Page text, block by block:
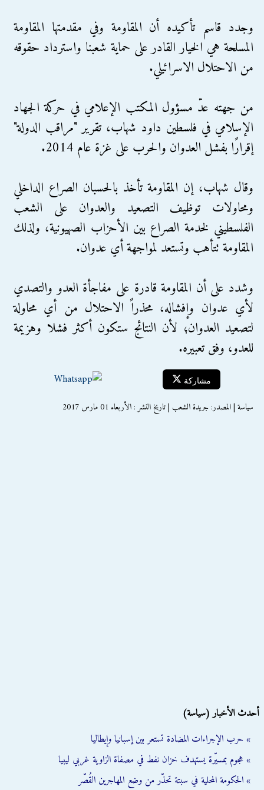
وجدد قاسم تأكيده أن المقاومة وفي مقدمتها المقاومة
المسلحة هي الخيار القادر على حماية شعبنا واسترداد حقوقه
من الاحتلال الاسرائيلي.
من جهته عدّ مسؤول المكتب الإعلامي في حركة الجهاد
الإسلامي في فلسطين داود شهاب، تقرير "مراقب الدولة"
إقرارًا بفشل العدوان والحرب على غزة عام 2014.
وقال شهاب، إن المقاومة تأخذ بالحسبان الصراع الداخلي
ومحاولات توظيف التصعيد والعدوان على الشعب
الفلسطيني لخدمة الصراع بين الأحزاب الصهيونية، ولذلك
المقاومة تتأهب وتستعد لمواجهة أي عدوان.
وشدد على أن المقاومة قادرة على مفاجأة العدو والتصدي
لأي عدوان وإفشاله، محذراً الاحتلال من أي محاولة
لتصعيد العدوان؛ لأن النتائج ستكون أكثر فشلا وهزيمة
للعدو، وفق تعبيره.
مشاركة
سياسة | المصدر: جريدة الشعب | تاريخ النشر : الأربعاء 01 مارس 2017
أحدث الأخبار (سياسة)
» حرب الإجراءات المضادة تستعر بين إسبانيا وإيطاليا
» هجوم بمسيّرة يستهدف خزان نفط في مصفاة الزاوية غربي ليبيا
» الحكومة المحلية في سبتة تحذّر من وضع المهاجرين القُصّر